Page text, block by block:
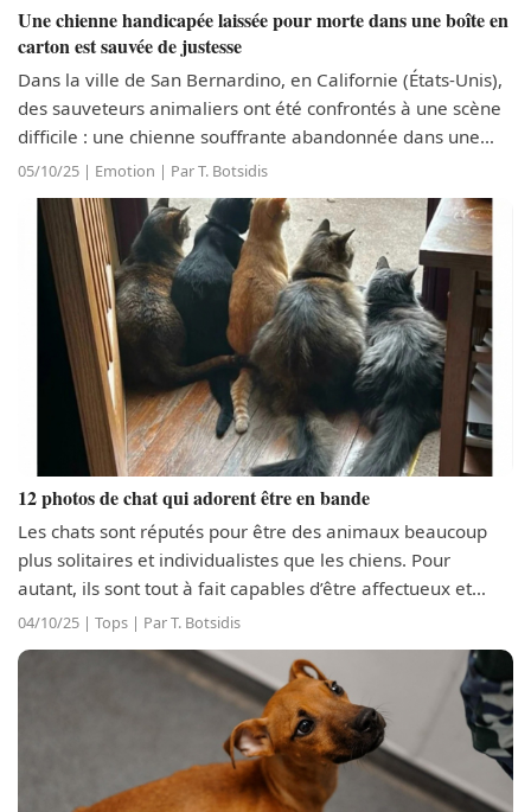
Une chienne handicapée laissée pour morte dans une boîte en
carton est sauvée de justesse
Dans la ville de San Bernardino, en Californie (États-Unis),
des sauveteurs animaliers ont été confrontés à une scène
difficile : une chienne souffrante abandonnée dans une
boîte, juste devant une église. La boule de poils était
couverte de puces...
05/10/25 | Emotion | Par T. Botsidis
12 photos de chat qui adorent être en bande
Les chats sont réputés pour être des animaux beaucoup
plus solitaires et individualistes que les chiens. Pour
autant, ils sont tout à fait capables d’être affectueux et
peuvent même vivre en groupe, sans aucune difficulté. Ils
n’expriment tout...
04/10/25 | Tops | Par T. Botsidis